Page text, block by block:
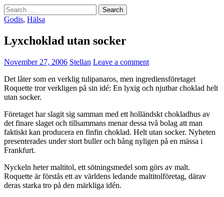
Search
for:
Godis, Hälsa
Lyxchoklad utan socker
November 27, 2006 Stellan Leave a comment
Det låter som en verklig tulipanaros, men ingrediensföretaget
Roquette tror verkligen på sin idé: En lyxig och njutbar choklad helt
utan socker.
Företaget har slagit sig samman med ett holländskt chokladhus av
det finare slaget och tillsammans menar dessa två bolag att man
faktiskt kan producera en finfin choklad. Helt utan socker. Nyheten
presenterades under stort buller och bång nyligen på en mässa i
Frankfurt.
Nyckeln heter maltitol, ett sötningsmedel som görs av malt.
Roquette är förstås ett av världens ledande maltitolföretag, därav
deras starka tro på den märkliga idén.